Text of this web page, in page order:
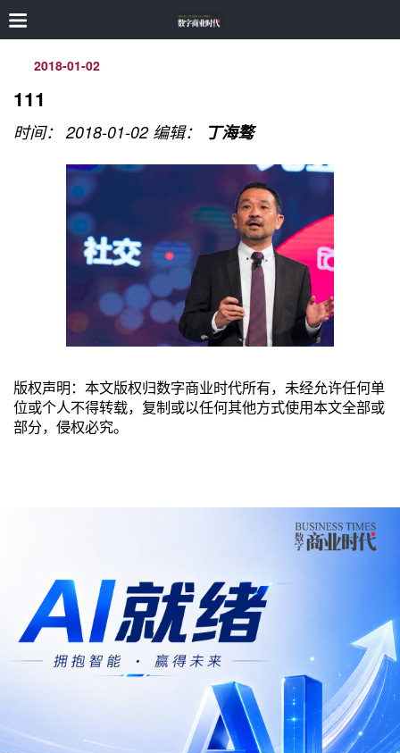
2018-01-02
111
时间： 2018-01-02 编辑： 丁海骜
版权声明：本文版权归数字商业时代所有，未经允许任何单
位或个人不得转载，复制或以任何其他方式使用本文全部或
部分，侵权必究。